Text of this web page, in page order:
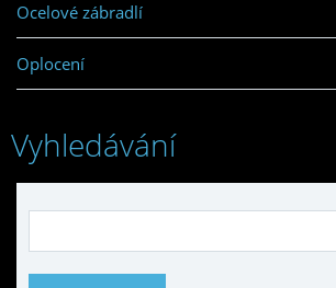
Ocelové zábradlí
Oplocení
Vyhledávání